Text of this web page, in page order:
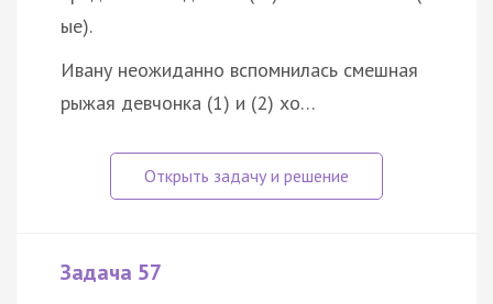
ые).
Ивану неожиданно вспомнилась смешная
рыжая девчонка (1) и (2) хо…
Задача 57